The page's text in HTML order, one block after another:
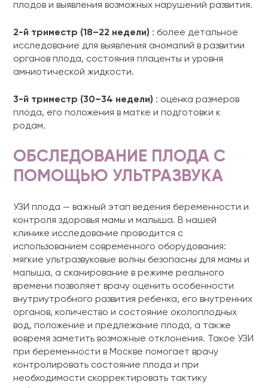
плодов и выявления возможных нарушений развития.
2-й триместр (18–22 недели) : более детальное
исследование для выявления аномалий в развитии
органов плода, состояния плаценты и уровня
амниотической жидкости.
3-й триместр (30–34 недели) : оценка размеров
плода, его положения в матке и подготовки к
родам.
ОБСЛЕДОВАНИЕ ПЛОДА С
ПОМОЩЬЮ УЛЬТРАЗВУКА
УЗИ плода — важный этап ведения беременности и
контроля здоровья мамы и малыша. В нашей
клинике исследование проводится с
использованием современного оборудования:
мягкие ультразвуковые волны безопасны для мамы и
малыша, а сканирование в режиме реального
времени позволяет врачу оценить особенности
внутриутробного развития ребенка, его внутренних
органов, количество и состояние околоплодных
вод, положение и предлежание плода, а также
вовремя заметить возможные отклонения. Такое УЗИ
при беременности в Москве помогает врачу
контролировать состояние плода и при
необходимости скорректировать тактику